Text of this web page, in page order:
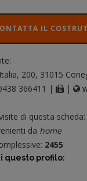
IL
200, 31015
366411 |
|
di questa scheda:
da home
2455
questo profilo: